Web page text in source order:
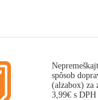
spôsob
(alzabox) za
3,99€ s DPH